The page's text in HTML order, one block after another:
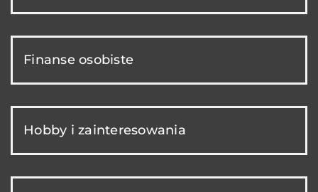
Finanse osobiste
Hobby i zainteresowania